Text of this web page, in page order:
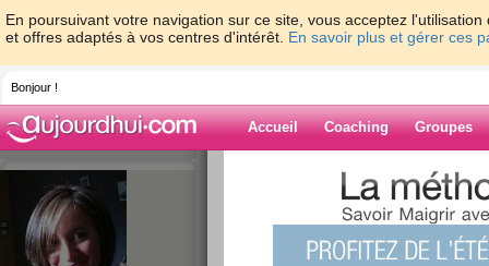
En poursuivant votre navigation sur ce site, vous acceptez
et offres adaptés à vos centres d'intérêt. En savoir plus et gérer ces
Bonjour !
Accueil Coaching Groupes
> > enfin le soleil!!
Blog de tiro